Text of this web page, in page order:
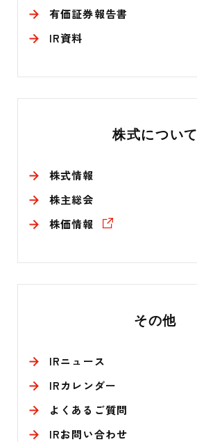
有価証券報告書
IR資料
株式について
株式情報
株主総会
株価情報
その他
IRニュース
IRカレンダー
よくあるご質問
IRお問い合わせ